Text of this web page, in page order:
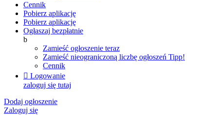
Cennik
Pobierz aplikację
Pobierz aplikację
Ogłaszaj bezpłatnie
b
Zamieść ogłoszenie teraz
Zamieść nieograniczoną liczbę ogłoszeń Tipp!
Cennik
 Logowanie
zaloguj się tutaj
Dodaj ogłoszenie
Zaloguj się